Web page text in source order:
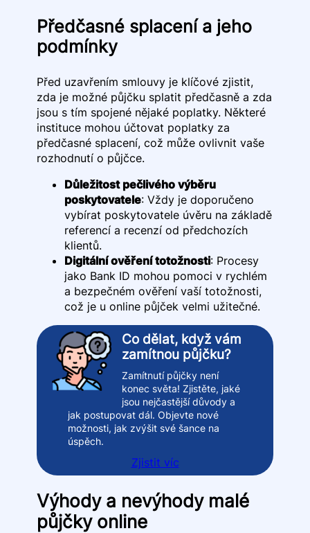
Předčasné splacení a jeho
podmínky
Před uzavřením smlouvy je klíčové zjistit,
zda je možné půjčku splatit předčasně a zda
jsou s tím spojené nějaké poplatky. Některé
instituce mohou účtovat poplatky za
předčasné splacení, což může ovlivnit vaše
rozhodnutí o půjčce.
Důležitost pečlivého výběru
poskytovatele: Vždy je doporučeno
vybírat poskytovatele úvěru na základě
referencí a recenzí od předchozích
klientů.
Digitální ověření totožnosti: Procesy
jako Bank ID mohou pomoci v rychlém
a bezpečném ověření vaší totožnosti,
což je u online půjček velmi užitečné.
Co dělat, když vám
zamítnou půjčku?
Zamítnutí půjčky není
konec světa! Zjistěte, jaké
jsou nejčastější důvody a
jak postupovat dál. Objevte nové
možnosti, jak zvýšit své šance na
úspěch.
Zjistit víc
Výhody a nevýhody malé
půjčky online